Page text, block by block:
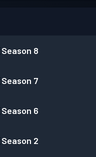
Season 8
Season 7
Season 6
Season 2